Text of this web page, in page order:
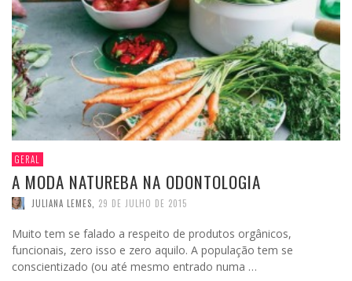
GERAL
A MODA NATUREBA NA ODONTOLOGIA
JULIANA LEMES 29 DE JULHO DE 2015
Muito tem se falado a respeito de produtos orgânicos,
funcionais, zero isso e zero aquilo. A população tem se
conscientizado (ou até mesmo entrado numa …